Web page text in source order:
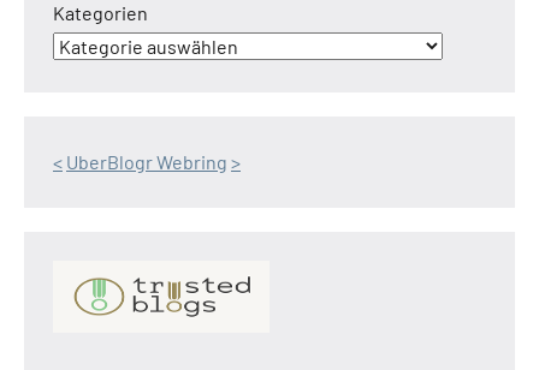
Kategorien
< UberBlogr Webring >